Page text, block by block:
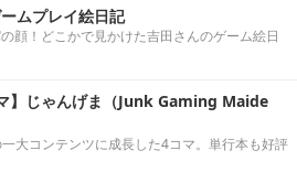
ムプレイ絵日記
顔！どこかで見かけた吉田さんのゲーム絵日
】じゃんげま（Junk Gaming Maide
大コンテンツに成長した4コマ。単行本も好評